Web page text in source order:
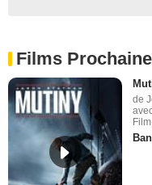
Films
de